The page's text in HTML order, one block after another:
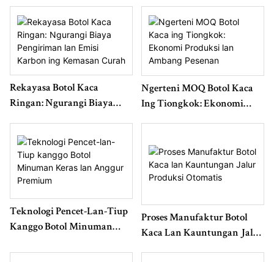
Strategi Soda Ash Lan Pasir
Silika
China Kanggo Produksi
Massal
Rekayasa Botol Kaca
Ringan: Ngurangi Biaya
Karbon Ing Kemasan Curah
Ngerteni MOQ Botol Kaca
Ing Tiongkok: Ekonomi
Teknologi Pencet-Lan-Tiup
Kanggo Botol Minuman
Proses Manufaktur Botol
Kaca Lan Kauntungan Jalur